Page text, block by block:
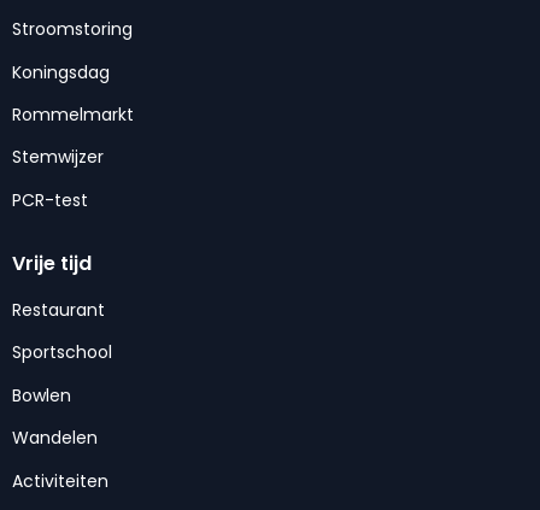
Stroomstoring
Koningsdag
Rommelmarkt
Stemwijzer
PCR-test
Vrije tijd
Restaurant
Sportschool
Bowlen
Wandelen
Activiteiten